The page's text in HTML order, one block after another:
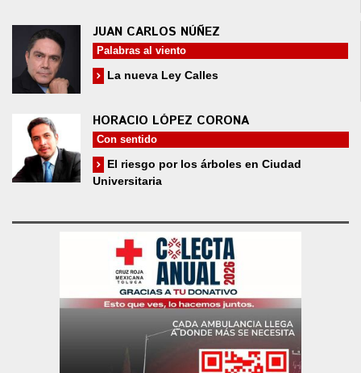
JUAN CARLOS NÚÑEZ
Palabras al viento
La nueva Ley Calles
HORACIO LÓPEZ CORONA
Con sentido
El riesgo por los árboles en Ciudad
Universitaria